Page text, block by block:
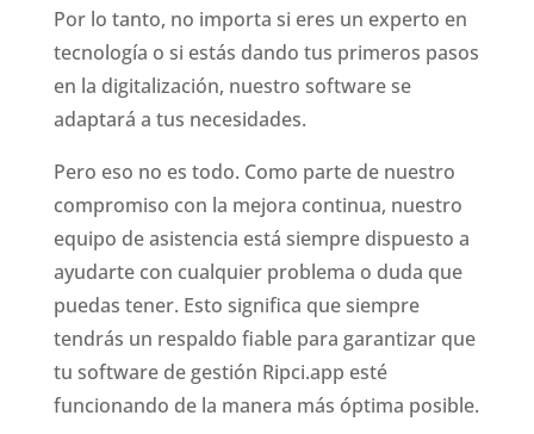
Por lo tanto, no importa si eres un experto en
tecnología o si estás dando tus primeros pasos
en la digitalización, nuestro software se
adaptará a tus necesidades.
Pero eso no es todo. Como parte de nuestro
compromiso con la mejora continua, nuestro
equipo de asistencia está siempre dispuesto a
ayudarte con cualquier problema o duda que
puedas tener. Esto significa que siempre
tendrás un respaldo fiable para garantizar que
tu software de gestión Ripci.app esté
funcionando de la manera más óptima posible.